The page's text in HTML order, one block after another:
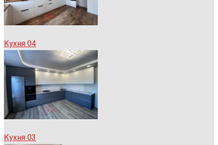
Кухня 04
Кухня 03